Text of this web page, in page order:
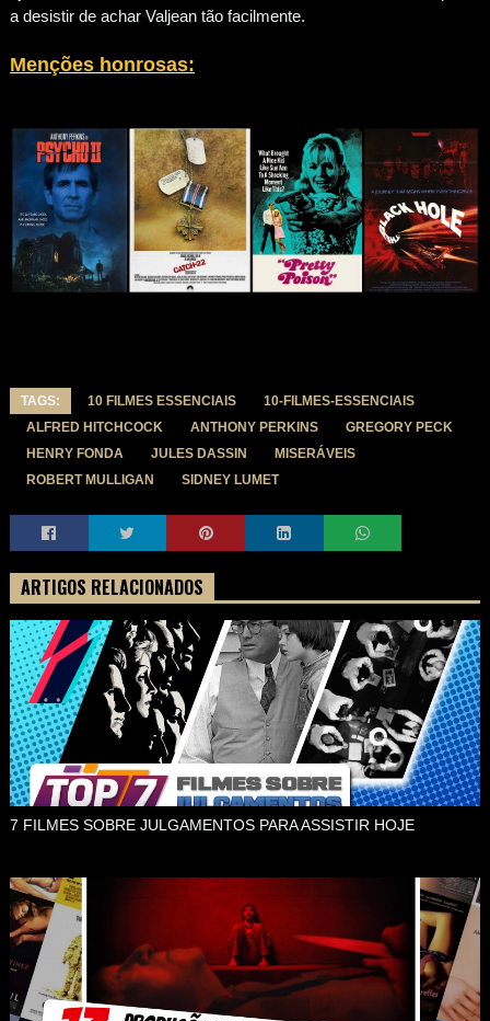
a desistir de achar Valjean tão facilmente.
Menções honrosas:
TAGS: 10 FILMES ESSENCIAIS
10-FILMES-ESSENCIAIS
ALFRED HITCHCOCK
ANTHONY PERKINS
GREGORY PECK
HENRY FONDA
JULES DASSIN
MISERÁVEIS
ROBERT MULLIGAN
SIDNEY LUMET
ARTIGOS RELACIONADOS
7 FILMES SOBRE JULGAMENTOS PARA ASSISTIR HOJE